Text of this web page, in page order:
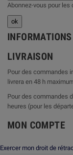
Abonnez-vous pour
INFORMATIONS
LIVRAISON
Pour des commandes
livrera en 48 h
Pour des commandes
heures (pour les
MON COMPTE
Exercer mon droit de